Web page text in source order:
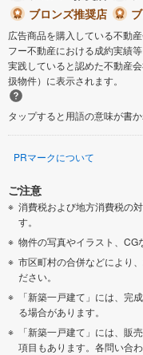
ブロンズ推奨店
広告商品を購入している不動
フー不動産における成約実績
実践していると認めた不動産
扱物件）に表示されます。
タップすると用語の意味が書
PRマークについて
ご注意
消費税および地方消費税の
す。
物件の写真やイラスト、CG
市区町村の合併などにより
ださい。
「新築一戸建て」には、完
る場合があります。
「新築一戸建て」には、販
項目もあります。各問い合